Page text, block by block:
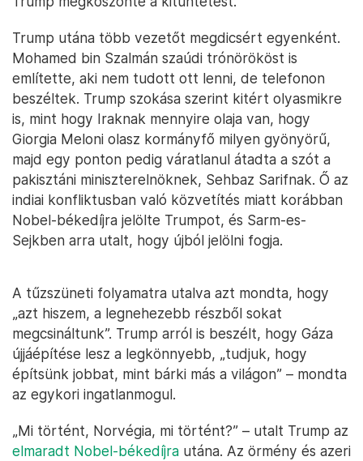
Trump utána több vezetőt megdicsért egyenként.
Mohamed bin Szalmán szaúdi trónörököst is
említette, aki nem tudott ott lenni, de telefonon
beszéltek. Trump szokása szerint kitért olyasmikre
is, mint hogy Iraknak mennyire olaja van, hogy
Giorgia Meloni olasz kormányfő milyen gyönyörű,
majd egy ponton pedig váratlanul átadta a szót a
pakisztáni miniszterelnöknek, Sehbaz Sarifnak. Ő az
indiai konfliktusban való közvetítés miatt korábban
Nobel-békedíjra jelölte Trumpot, és Sarm-es-
Sejkben arra utalt, hogy újból jelölni fogja.
A tűzszüneti folyamatra utalva azt mondta, hogy
„azt hiszem, a legnehezebb részből sokat
megcsináltunk”. Trump arról is beszélt, hogy Gáza
újjáépítése lesz a legkönnyebb, „tudjuk, hogy
építsünk jobbat, mint bárki más a világon” – mondta
az egykori ingatlanmogul.
„Mi történt, Norvégia, mi történt?” – utalt Trump az
elmaradt Nobel-békedíjra utána. Az örmény és azeri